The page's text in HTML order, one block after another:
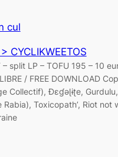
cul
CYCLIKWEETOS
split LP – TOFU 195 – 10
/ FREE DOWNLOAD
Collectif), Ɖɛɠəɭɨʈe, Gurdulu,
Toxicopath’, Riot not